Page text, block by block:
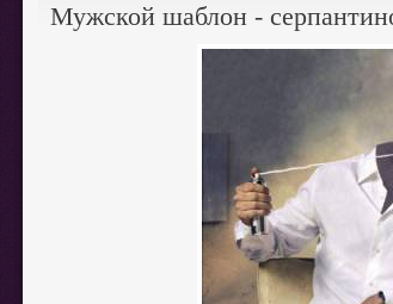
Мужской шаблон -